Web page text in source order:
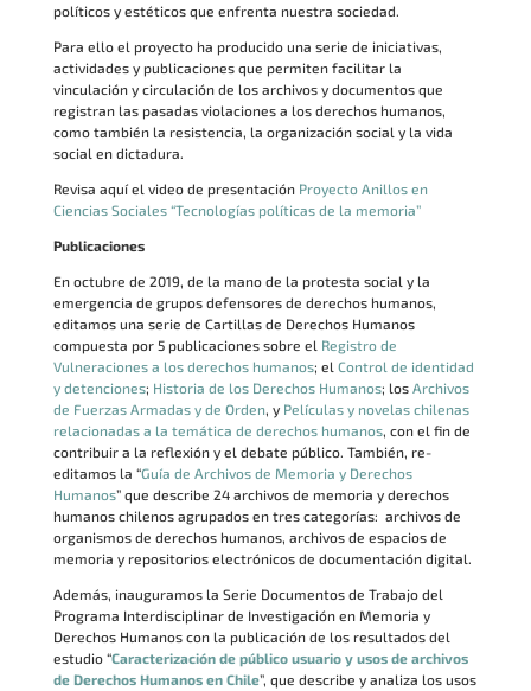
políticos y estéticos que enfrenta nuestra sociedad.
Para ello el proyecto ha producido una serie de iniciativas,
actividades y publicaciones que permiten facilitar la
vinculación y circulación de los archivos y documentos que
registran las pasadas violaciones a los derechos humanos,
como también la resistencia, la organización social y la vida
social en dictadura.
Revisa aquí el video de presentación Proyecto Anillos en
Ciencias Sociales “Tecnologías políticas de la memoria”
Publicaciones
En octubre de 2019, de la mano de la protesta social y la
emergencia de grupos defensores de derechos humanos,
editamos una serie de Cartillas de Derechos Humanos
compuesta por 5 publicaciones sobre el Registro de
Vulneraciones a los derechos humanos; el Control de identidad
y detenciones; Historia de los Derechos Humanos; los Archivos
de Fuerzas Armadas y de Orden, y Películas y novelas chilenas
relacionadas a la temática de derechos humanos, con el fin de
contribuir a la reflexión y el debate público. También, re-
editamos la “Guía de Archivos de Memoria y Derechos
Humanos” que describe 24 archivos de memoria y derechos
humanos chilenos agrupados en tres categorías: archivos de
organismos de derechos humanos, archivos de espacios de
memoria y repositorios electrónicos de documentación digital.
Además, inauguramos la Serie Documentos de Trabajo del
Programa Interdisciplinar de Investigación en Memoria y
Derechos Humanos con la publicación de los resultados del
estudio “Caracterización de público usuario y usos de archivos
de Derechos Humanos en Chile”, que describe y analiza los usos